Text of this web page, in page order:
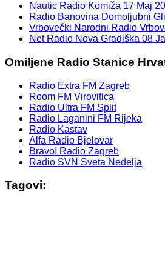
Nautic Radio Komiža 17 Maj
Radio Banovina Domoljubni
Vrbovečki Narodni Radio
Net Radio Nova Gradiška 08
Omiljene Radio Stanice
Radio Extra FM Zagreb
Room FM Virovitica
Radio Ultra FM Split
Radio Laganini FM Rijeka
Radio Kastav
Alfa Radio Bjelovar
Bravo! Radio Zagreb
Radio SVN Sveta Nedelja
Tagovi: